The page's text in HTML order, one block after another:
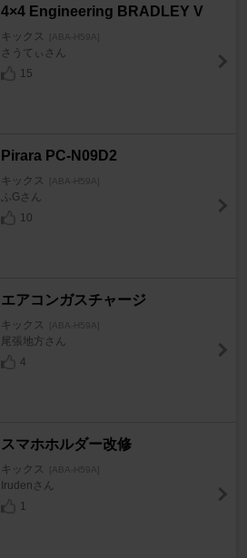
4×4 Engineering BRADLEY V
キックス [ABA-H59A]
さうてぃさん
15
Pirara PC-N09D2
キックス [ABA-H59A]
ふGさん
10
エアコンガスチャージ
キックス [ABA-H59A]
尾張地方さん
4
スマホホルダー改修
キックス [ABA-H59A]
Irudenさん
1